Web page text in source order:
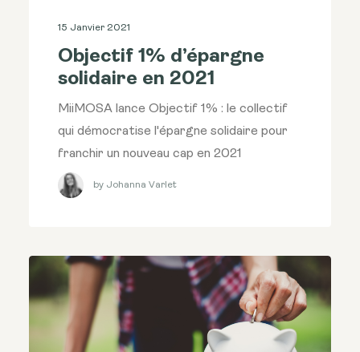
15 Janvier 2021
Objectif 1% d’épargne
solidaire en 2021
MiiMOSA lance Objectif 1% : le collectif
qui démocratise l'épargne solidaire pour
franchir un nouveau cap en 2021
by Johanna Varlet